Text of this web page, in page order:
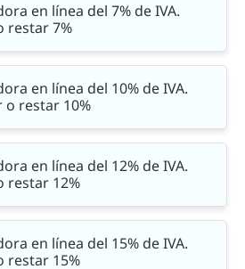
en línea del 7% de IVA.
restar 7%
en línea del 10% de IVA.
o restar 10%
en línea del 12% de IVA.
restar 12%
en línea del 15% de IVA.
restar 15%